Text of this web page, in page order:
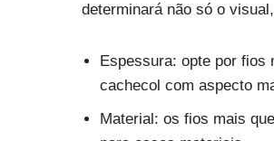
determinará não só o
Espessura: opte por fios
cachecol com aspecto
Material: os fios mais